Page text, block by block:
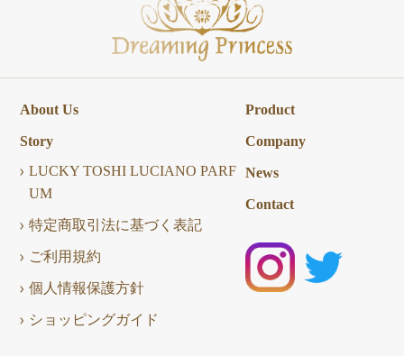
About Us
Story
LUCKY TOSHI LUCIANO PARF
UM
特定商取引法に基づく表記
ご利用規約
個人情報保護方針
ショッピングガイド
Product
Company
News
Contact